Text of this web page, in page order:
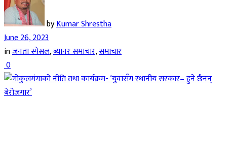
byKumar Shrestha
June 26, 2023
inजनता स्पेसल,ब्यानर समाचार,समाचार
0